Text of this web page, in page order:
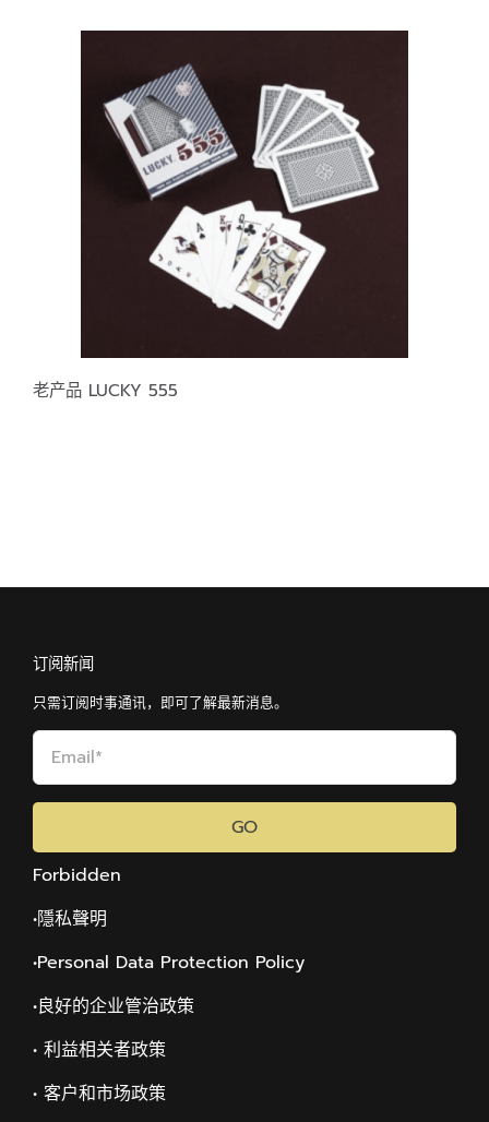
老产品 LUCKY 555
订阅新闻
只需订阅时事通讯，即可了解最新消息。
GO
Forbidden
•隱私聲明
•Personal Data Protection Policy
•良好的企业管治政策
• 利益相关者政策
• 客户和市场政策